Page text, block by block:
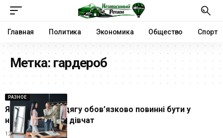
Главная Политика Экономика Общество Спорт
Метка: гардероб
РАЗНОЕ
Які предмети одягу обов’язково повинні бути у
низьких ростом дівчат
12.06.2024